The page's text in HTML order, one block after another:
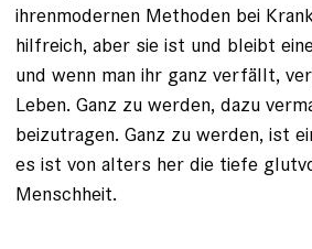
ihrenmodernen Methoden bei
hilfreich, aber sie ist und bleibt
und wenn man ihr ganz verfällt,
Leben. Ganz zu werden, dazu
beizutragen. Ganz zu werden, ist
es ist von alters her die tiefe
Menschheit.